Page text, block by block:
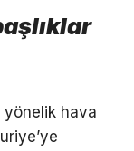
yönelik hava